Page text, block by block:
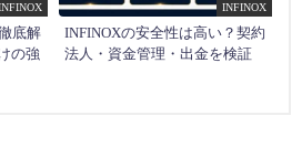
底解
の強
INFINOX
INFINOXの安全性は高い？契約
法人・資金管理・出金を検証